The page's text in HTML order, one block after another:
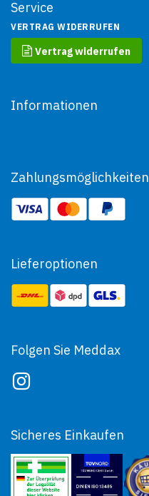
Service
VERTRAG WIDERRUFEN
Vertrag widerrufen
Informationen
Zahlungsmöglichkeiten
Lieferoptionen
Folgen Sie Meddax
Sicheres Einkaufen